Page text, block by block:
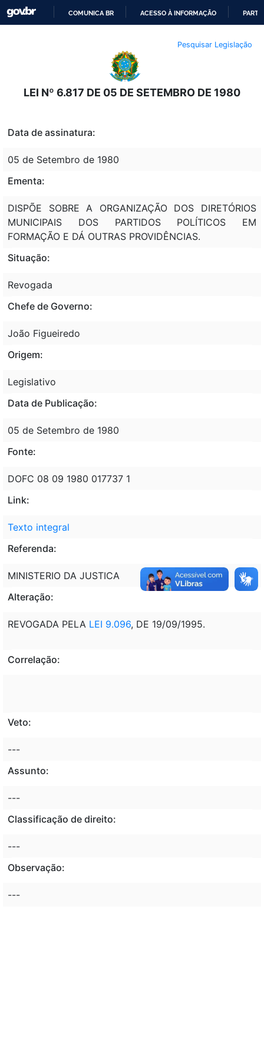
O
CONTEÚDO
COMUNICA BR ACESSO À INFORMAÇÃO
Pesquisar Legislação
LEI Nº 6.817 DE 05 DE SETEMBRO DE 1980
Data de assinatura:
05 de Setembro de 1980
Ementa:
DISPÕE SOBRE A ORGANIZAÇÃO DOS DIRETÓRIOS
MUNICIPAIS DOS PARTIDOS POLÍTICOS EM
FORMAÇÃO E DÁ OUTRAS PROVIDÊNCIAS.
Situação:
Revogada
Chefe de Governo:
João Figueiredo
Origem:
Legislativo
Data de Publicação:
05 de Setembro de 1980
Fonte:
DOFC 08 09 1980 017737 1
Link:
Texto integral
Referenda:
MINISTERIO DA JUSTICA
Alteração:
REVOGADA PELA LEI 9.096, DE 19/09/1995.
Correlação:
Veto:
---
Assunto:
---
Classificação de direito:
---
Observação:
---